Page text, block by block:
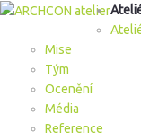
Mise
Tým
Ocenění
Média
Reference